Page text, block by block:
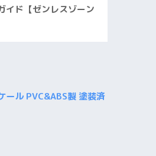
イド【ゼンレスゾーン
ル PVC&ABS製 塗装済